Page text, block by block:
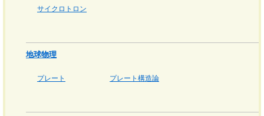
サイクロトロン
地球物理
プレート プレート構造論